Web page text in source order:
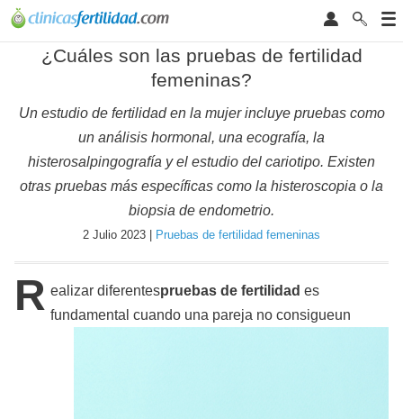
¿Cuáles son las pruebas de fertilidad
femeninas?
Un estudio de fertilidad en la mujer incluye pruebas como
un análisis hormonal, una ecografía, la
histerosalpingografía y el estudio del cariotipo. Existen
otras pruebas más específicas como la histeroscopia o la
biopsia de endometrio.
2 Julio 2023 | Pruebas de fertilidad femeninas
R ealizar diferentespruebas de fertilidad es
fundamental cuando una pareja no consigueun